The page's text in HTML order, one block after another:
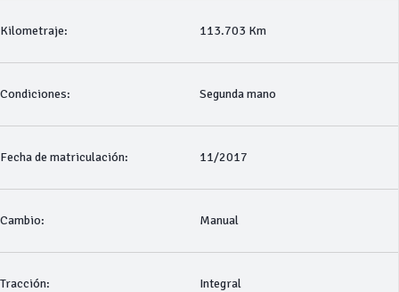
Kilometraje: 113.703 Km
Condiciones: Segunda mano
Fecha de matriculación: 11/2017
Cambio: Manual
Tracción: Integral